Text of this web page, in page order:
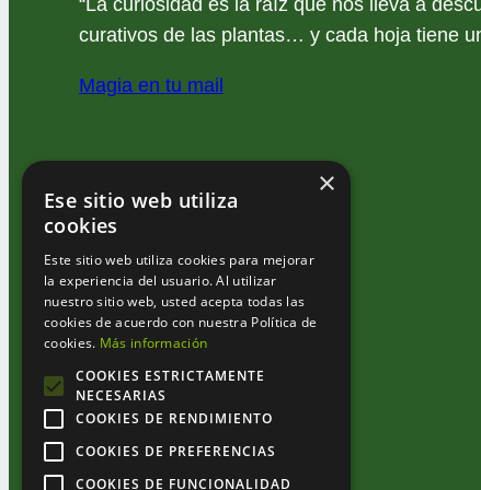
“La curiosidad es la raíz que nos lleva a
curativos de las plantas… y cada hoja tiene
Magia en tu mail
×
Ese sitio web utiliza
cookies
Este sitio web utiliza cookies para mejorar
la experiencia del usuario. Al utilizar
nuestro sitio web, usted acepta todas las
cookies de acuerdo con nuestra Política de
cookies. Más información
COOKIES ESTRICTAMENTE
NECESARIAS
COOKIES DE RENDIMIENTO
COOKIES DE PREFERENCIAS
COOKIES DE FUNCIONALIDAD